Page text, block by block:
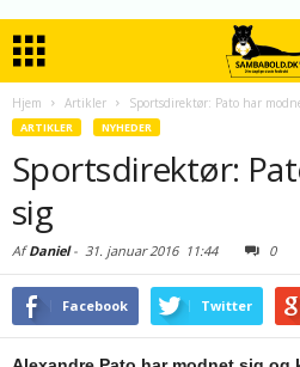
Hjem Artikler Sportsdirektør: Pato har
ARTIKLER NYHEDER
Sportsdirektør:
sig
AfDaniel- 31. januar 201611:44 0
Facebook Twitter